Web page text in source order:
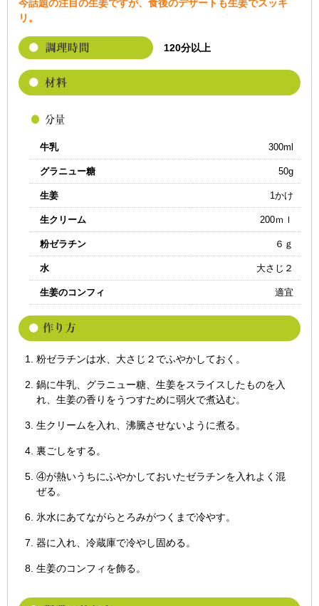
今話題の注目の生姜ですが、食後のデザートも生姜でスッキ
リ。
120分以上
牛乳 300ml
グラニュー糖 50g
生姜 1かけ
生クリーム 200ｍｌ
粉ゼラチン ６ｇ
水 大さじ２
生姜のコンフィ 適宜
粉ゼラチンは水、大さじ２でふやかしておく。
鍋に牛乳、グラニュー糖、生姜をスライスしたものを入
れ、生姜の香りをうつすために弱火で煮込む。
生クリームを入れ、沸騰させないように煮る。
裏ごしをする。
④が熱いうちにふやかしておいたゼラチンを入れよく混
ぜる。
氷水にあてながらとろみがつくまで冷やす。
器に入れ、冷蔵庫で冷やし固める。
生姜のコンフィを飾る。